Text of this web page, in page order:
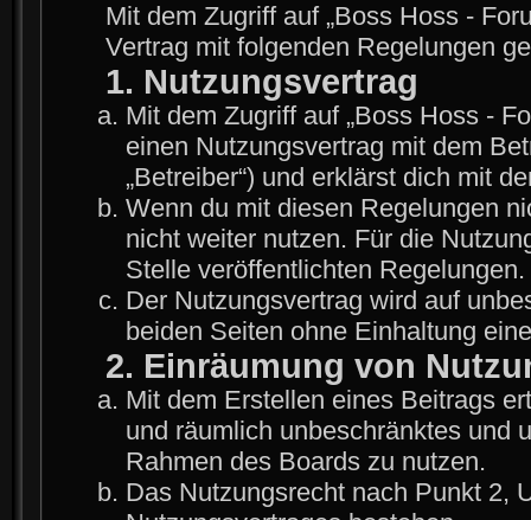
Mit dem Zugriff auf „Boss Hoss -
Vertrag mit folgenden Regelungen
1. Nutzungsvertrag
Mit dem Zugriff auf „Boss Hoss -
einen Nutzungsvertrag mit dem
„Betreiber“) und erklärst dich mit
Wenn du mit diesen Regelungen
nicht weiter nutzen. Für die
Stelle veröffentlichten Regelungen.
Der Nutzungsvertrag wird auf
beiden Seiten ohne Einhaltung
2. Einräumung von
Mit dem Erstellen eines Beitrags
und räumlich unbeschränktes und
Rahmen des Boards zu nutzen.
Das Nutzungsrecht nach Punkt 2,